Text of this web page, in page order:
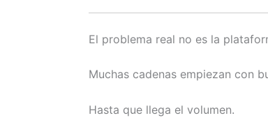
El problema real no es la
Muchas cadenas empiezan con
Hasta que llega el volumen.